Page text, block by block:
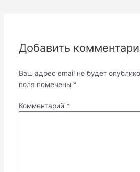
Добавить
Ваш адрес email не будет
поля помечены *
Комментарий *